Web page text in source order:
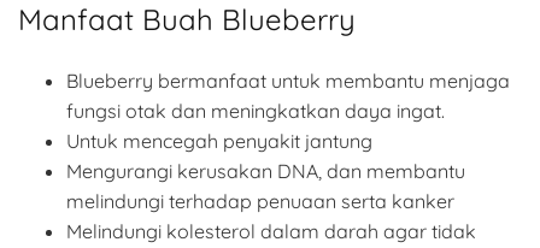
Manfaat Buah Blueberry
Blueberry bermanfaat untuk membantu menjaga
fungsi otak dan meningkatkan daya ingat.
Untuk mencegah penyakit jantung
Mengurangi kerusakan DNA, dan membantu
melindungi terhadap penuaan serta kanker
Melindungi kolesterol dalam darah agar tidak